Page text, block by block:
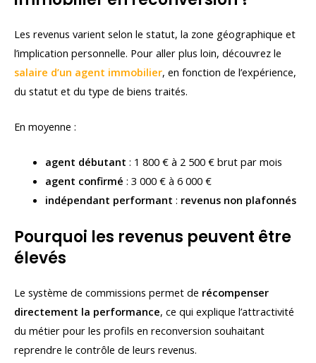
Les revenus varient selon le statut, la zone géographique et
l’implication personnelle. Pour aller plus loin, découvrez le
salaire d’un agent immobilier, en fonction de l’expérience,
du statut et du type de biens traités.
En moyenne :
agent débutant : 1 800 € à 2 500 € brut par mois
agent confirmé : 3 000 € à 6 000 €
indépendant performant : revenus non plafonnés
Pourquoi les revenus peuvent être
élevés
Le système de commissions permet de récompenser
directement la performance, ce qui explique l’attractivité
du métier pour les profils en reconversion souhaitant
reprendre le contrôle de leurs revenus.